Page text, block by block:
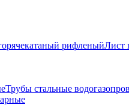
рифленыйЛист
Трубы стальные